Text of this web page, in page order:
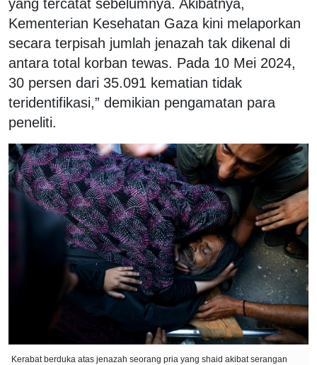
yang tercatat sebelumnya. Akibatnya,
Kementerian Kesehatan Gaza kini melaporkan
secara terpisah jumlah jenazah tak dikenal di
antara total korban tewas. Pada 10 Mei 2024,
30 persen dari 35.091 kematian tidak
teridentifikasi,” demikian pengamatan para
peneliti.
Kerabat berduka atas jenazah seorang pria yang shaid akibat serangan